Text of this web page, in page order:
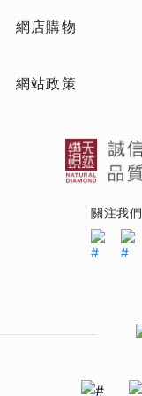
網店購物
網站政策
關注我們